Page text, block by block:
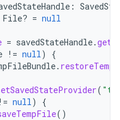
:
File? = null
= savedStateHandle.
!= null)
{
.
(
!= null)
{
()